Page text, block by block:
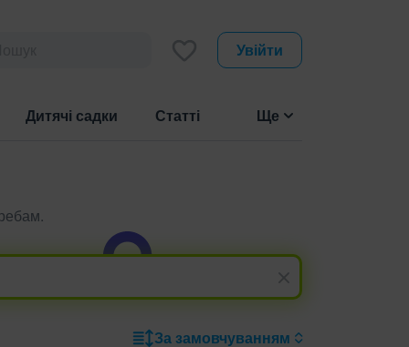
Увійти
Дитячі садки Статті Ще
За замовчуванням